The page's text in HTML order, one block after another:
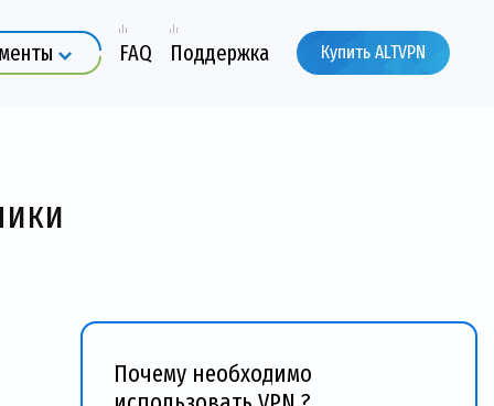
FAQ Поддержка Купить ALTVPN
Почему необходимо